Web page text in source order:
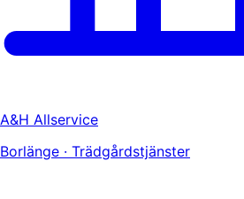
A&H Allservice
Borlänge · Trädgårdstjänster